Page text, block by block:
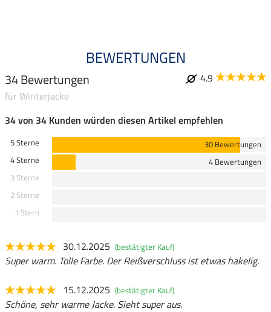
BEWERTUNGEN
34 Bewertungen
4.9
für Winterjacke
34 von 34 Kunden würden diesen Artikel empfehlen
5 Sterne
30 Bewertungen
4 Sterne
4 Bewertungen
3 Sterne
2 Sterne
1 Stern
30.12.2025 (bestätigter Kauf)
Super warm. Tolle Farbe. Der Reißverschluss ist etwas hakelig.
15.12.2025 (bestätigter Kauf)
Schöne, sehr warme Jacke. Sieht super aus.